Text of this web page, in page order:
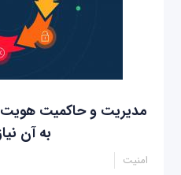
مدیریت و حاکمیت
به آن
امنیت